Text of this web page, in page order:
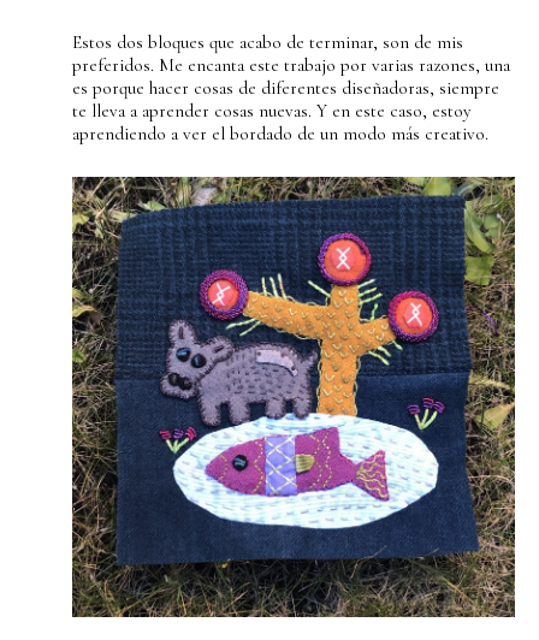
Estos dos bloques que acabo de terminar, son de mis
preferidos. Me encanta este trabajo por varias razones, una
es porque hacer cosas de diferentes diseñadoras, siempre
te lleva a aprender cosas nuevas. Y en este caso, estoy
aprendiendo a ver el bordado de un modo más creativo.